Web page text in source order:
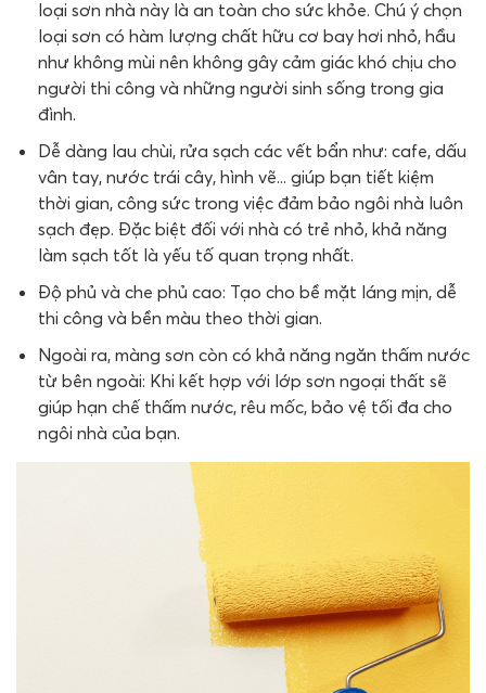
loại sơn nhà này là an toàn cho sức khỏe. Chú ý chọn
loại sơn có hàm lượng chất hữu cơ bay hơi nhỏ, hầu
như không mùi nên không gây cảm giác khó chịu cho
người thi công và những người sinh sống trong gia
đình.
Dễ dàng lau chùi, rửa sạch các vết bẩn như: cafe, dấu
vân tay, nước trái cây, hình vẽ... giúp bạn tiết kiệm
thời gian, công sức trong việc đảm bảo ngôi nhà luôn
sạch đẹp. Đặc biệt đối với nhà có trẻ nhỏ, khả năng
làm sạch tốt là yếu tố quan trọng nhất.
Độ phủ và che phủ cao: Tạo cho bề mặt láng mịn, dễ
thi công và bền màu theo thời gian.
Ngoài ra, màng sơn còn có khả năng ngăn thấm nước
từ bên ngoài: Khi kết hợp với lớp sơn ngoại thất sẽ
giúp hạn chế thấm nước, rêu mốc, bảo vệ tối đa cho
ngôi nhà của bạn.